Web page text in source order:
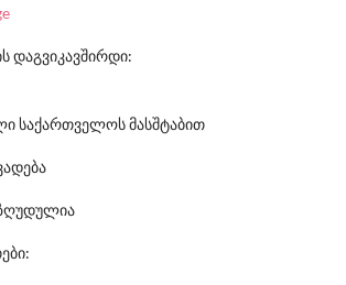
დაგვიკავშირდი:
საქართველოს მასშტაბით